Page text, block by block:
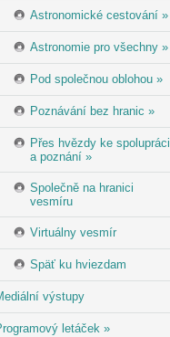
Astronomické cestování »
Astronomie pro všechny »
Pod společnou oblohou »
Poznávání bez hranic »
Přes hvězdy ke spolupráci
a poznání »
Společně na hranici
vesmíru
Virtuálny vesmír
Späť ku hviezdam
výstupy
letáček »